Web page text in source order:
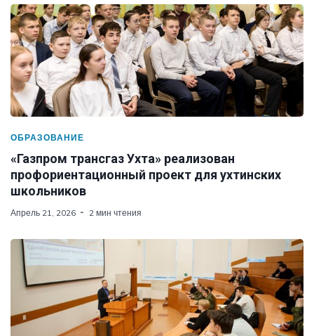
ОБРАЗОВАНИЕ
«Газпром трансгаз Ухта» реализован
профориентационный проект для ухтинских
школьников
Апрель 21, 2026 2 мин чтения